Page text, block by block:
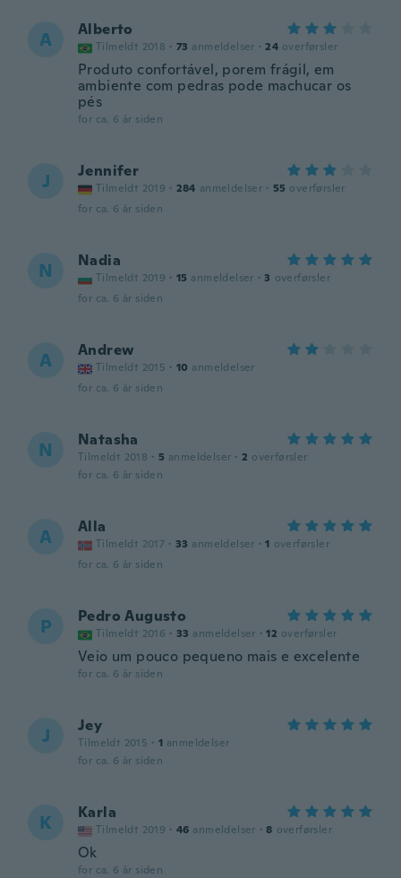
A Alberto
Tilmeldt 2018 · 73 anmeldelser · 24 overførsler
Produto confortável, porem frágil, em
ambiente com pedras pode machucar os
pés
for ca. 6 år siden
J Jennifer
Tilmeldt 2019 · 284 anmeldelser · 55 overførsler
for ca. 6 år siden
N Nadia
Tilmeldt 2019 · 15 anmeldelser · 3 overførsler
for ca. 6 år siden
A Andrew
Tilmeldt 2015 · 10 anmeldelser
for ca. 6 år siden
N Natasha
Tilmeldt 2018 · 5 anmeldelser · 2 overførsler
for ca. 6 år siden
A Alla
Tilmeldt 2017 · 33 anmeldelser · 1 overførsler
for ca. 6 år siden
P Pedro Augusto
Tilmeldt 2016 · 33 anmeldelser · 12 overførsler
Veio um pouco pequeno mais e excelente
for ca. 6 år siden
J Jey
Tilmeldt 2015 · 1 anmeldelser
for ca. 6 år siden
K Karla
Tilmeldt 2019 · 46 anmeldelser · 8 overførsler
Ok
for ca. 6 år siden